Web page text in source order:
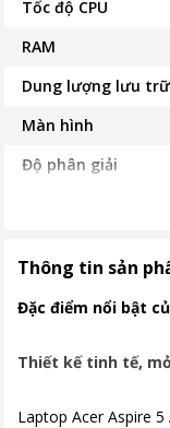
Tốc độ CPU
RAM
Dung lượng lưu trữ
Màn hình
Độ phân giải
Cổng kết nối
Thời gian bảo hành
Kích thước, khối
Thông tin sản
Đặc điểm nổi bật
Thiết kế tinh tế,
Laptop Acer Aspire